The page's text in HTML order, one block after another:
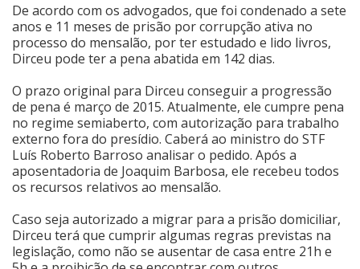
Anuncie
Fale Conosco
De acordo com os advogados, que foi condenado a sete
anos e 11 meses de prisão por corrupção ativa no
processo do mensalão, por ter estudado e lido livros,
Dirceu pode ter a pena abatida em 142 dias.
O prazo original para Dirceu conseguir a progressão
de pena é março de 2015. Atualmente, ele cumpre pena
no regime semiaberto, com autorização para trabalho
externo fora do presídio. Caberá ao ministro do STF
Luís Roberto Barroso analisar o pedido. Após a
aposentadoria de Joaquim Barbosa, ele recebeu todos
os recursos relativos ao mensalão.
Caso seja autorizado a migrar para a prisão domiciliar,
Dirceu terá que cumprir algumas regras previstas na
legislação, como não se ausentar de casa entre 21h e